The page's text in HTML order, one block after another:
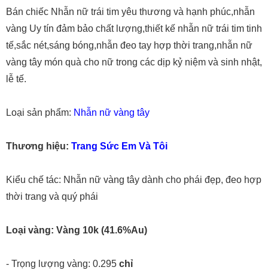
Bán chiếc Nhẫn nữ trái tim yêu thương và hạnh phúc,nhẫn
vàng Uy tín đảm bảo chất lượng,thiết kế nhẫn nữ trái tim tinh
tế,sắc nét,sáng bóng,nhẫn đeo tay hợp thời trang,nhẫn nữ
vàng tây món quà cho nữ trong các dịp kỷ niệm và sinh nhật,
lễ tế.
Loại sản phẩm: Nhẫn nữ vàng tây
Thương hiệu: Trang Sức Em Và Tôi
Kiểu chế tác: Nhẫn nữ vàng tây dành cho phái đẹp, đeo hợp
thời trang và quý phái
Loại vàng: Vàng 10k (41.6%Au)
- Trọng lượng vàng: 0.295 chỉ